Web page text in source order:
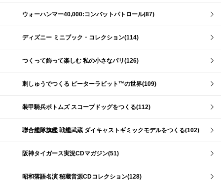
ウォーハンマー40,000:コンバットパトロール(87)
ディズニー ミニブック・コレクション(114)
つくって飾って楽しむ 私の小さなパリ(126)
刺しゅうでつくる ピーターラビット™の世界(109)
装甲騎兵ボトムズ スコープドッグをつくる(112)
聯合艦隊旗艦 戦艦武蔵 ダイキャストギミックモデルをつくる(102)
阪神タイガース実況CDマガジン(51)
昭和落語名演 秘蔵音源CDコレクション(128)